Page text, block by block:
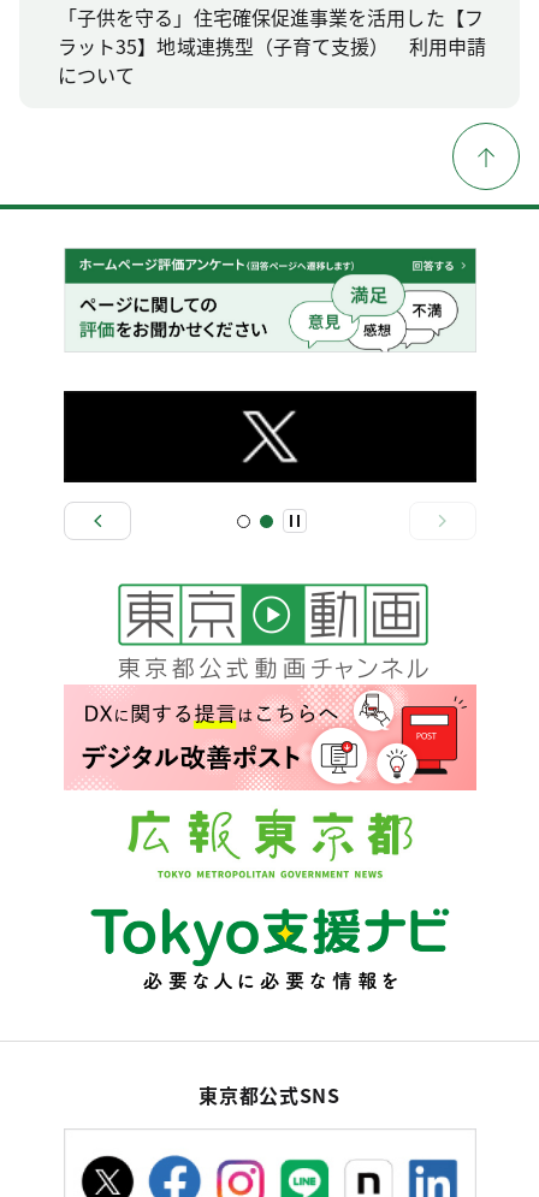
「子供を守る」住宅確保促進事業を活用した【フ
ラット35】地域連携型（子育て支援） 利用申請
について
東京都公式SNS